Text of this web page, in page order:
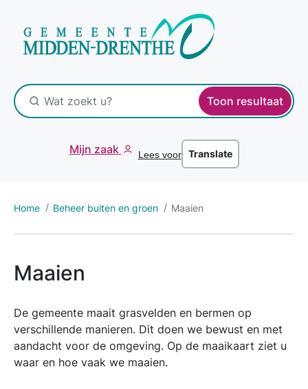
Toon resultaat
Mijn zaak Lees voor Translate
Home Beheer buiten en groen Maaien
Maaien
De gemeente maait grasvelden en bermen op
verschillende manieren. Dit doen we bewust en met
aandacht voor de omgeving. Op de maaikaart ziet u
waar en hoe vaak we maaien.